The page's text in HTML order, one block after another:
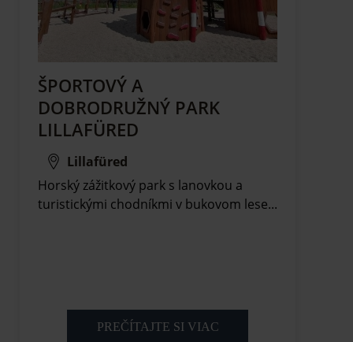
ŠPORTOVÝ A
DOBRODRUŽNÝ PARK
LILLAFÜRED
Lillafüred
Horský zážitkový park s lanovkou a
turistickými chodníkmi v bukovom lese...
PREČÍTAJTE SI VIAC